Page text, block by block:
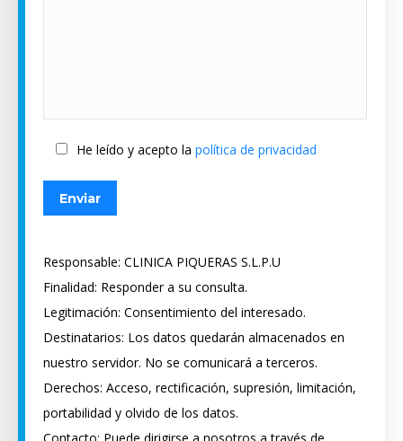
He leído y acepto la política de privacidad
Responsable: CLINICA PIQUERAS S.L.P.U
Finalidad: Responder a su consulta.
Legitimación: Consentimiento del interesado.
Destinatarios: Los datos quedarán almacenados en
nuestro servidor. No se comunicará a terceros.
Derechos: Acceso, rectificación, supresión, limitación,
portabilidad y olvido de los datos.
Contacto: Puede dirigirse a nosotros a través de